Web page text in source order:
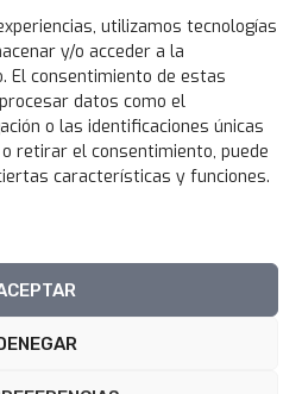
utilizamos tecnologías
y/o acceder a la
El consentimiento de estas
datos como el
o las identificaciones únicas
retirar el consentimiento, puede
características y funciones.
de Privacidad
Devoluciones
Perú